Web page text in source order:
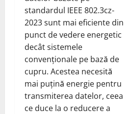
standardul IEEE 802.3cz-
2023 sunt mai eficiente din
punct de vedere energetic
decât sistemele
convenționale pe bază de
cupru. Acestea necesită
mai puțină energie pentru
transmiterea datelor, ceea
ce duce la o reducere a